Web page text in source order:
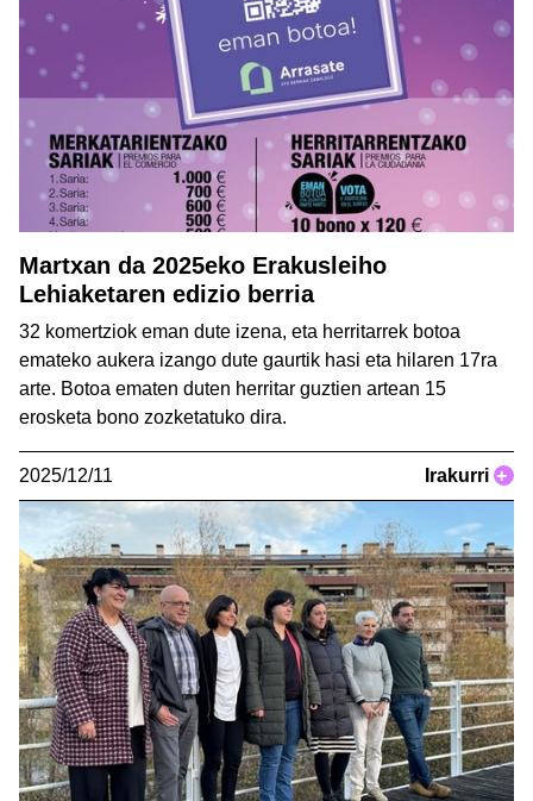
Martxan da 2025eko Erakusleiho
Lehiaketaren edizio berria
32 komertziok eman dute izena, eta herritarrek botoa
emateko aukera izango dute gaurtik hasi eta hilaren 17ra
arte. Botoa ematen duten herritar guztien artean 15
erosketa bono zozketatuko dira.
2025/12/11 Irakurri +